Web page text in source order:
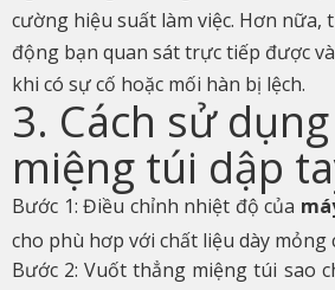
cường hiệu suất làm việc. Hơn nữa,
động bạn quan sát trực tiếp được
khi có sự cố hoặc mối hàn bị lệch.
3. Cách sử
miệng túi dập
Bước 1: Điều chỉnh nhiệt độ của
cho phù hơp với chất liệu dày mỏng
Bước 2: Vuốt thẳng miệng túi sao